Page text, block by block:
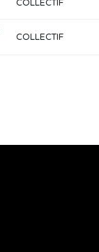
COLLECTIF
COLLECTIF